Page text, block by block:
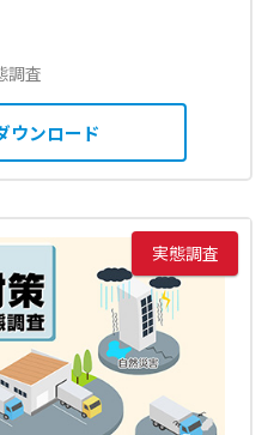
調査
ウンロード
実態調査